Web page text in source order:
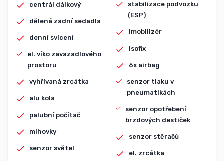
centrál dálkový
dělená zadní sedadla
denní svícení
el. víko zavazadlového
prostoru
vyhřívaná zrcátka
alu kola
palubní počítač
mlhovky
senzor světel
stabilizace podvozku
(ESP)
imobilizér
isofix
6x airbag
senzor tlaku v
pneumatikách
senzor opotřebení
brzdových destiček
senzor stěračů
el. zrcátka